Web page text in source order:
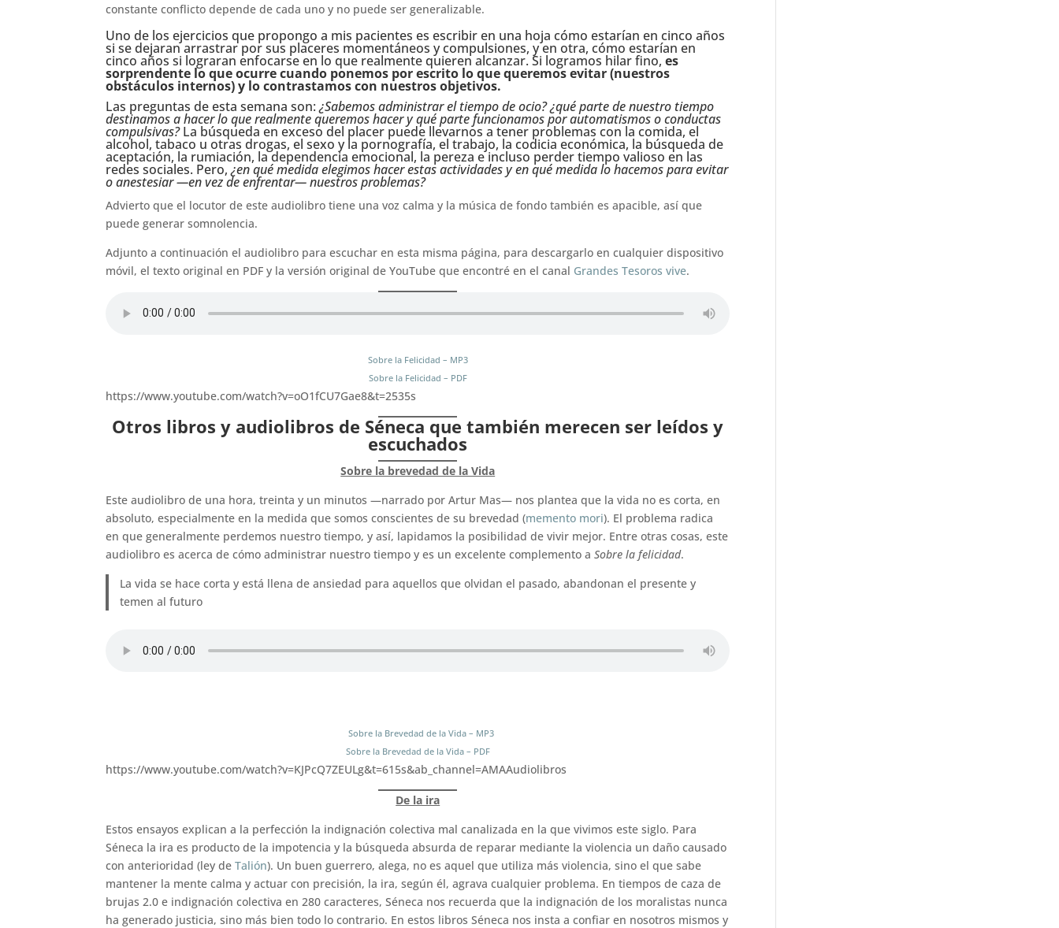
constante conflicto depende de cada uno y no puede ser generalizable.
Uno de los ejercicios que propongo a mis pacientes es escribir en una hoja cómo estarían en cinco años
si se dejaran arrastrar por sus placeres momentáneos y compulsiones, y en otra, cómo estarían en
cinco años si lograran enfocarse en lo que realmente quieren alcanzar. Si logramos hilar fino, es
sorprendente lo que ocurre cuando ponemos por escrito lo que queremos evitar (nuestros
obstáculos internos) y lo contrastamos con nuestros objetivos.
Las preguntas de esta semana son:¿Sabemos administrar el tiempo de ocio? ¿qué parte de nuestro tiempo
destinamos a hacer lo que realmente queremos hacer y qué parte funcionamos por automatismos o conductas
compulsivas?La búsqueda en exceso del placer puede llevarnos a tener problemas con la comida, el
alcohol, tabaco u otras drogas, el sexo y la pornografía, el trabajo, la codicia económica, la búsqueda de
aceptación, la rumiación, la dependencia emocional, la pereza e incluso perder tiempo valioso en las
redes sociales. Pero,¿en qué medida elegimos hacer estas actividades y en qué medida lo hacemos para evitar
o anestesiar —en vez de enfrentar— nuestros problemas?
Advierto que el locutor de este audiolibro tiene una voz calma y la música de fondo también es apacible, así que
puede generar somnolencia.
Adjunto a continuación el audiolibro para escuchar en esta misma página, para descargarlo en cualquier dispositivo
móvil, el texto original en PDF y la versión original de YouTube que encontré en el canal Grandes Tesoros vive.
Sobre la Felicidad – MP3
Sobre la Felicidad – PDF
https://www.youtube.com/watch?v=oO1fCU7Gae8&t=2535s
Otros libros y audiolibros de Séneca que también merecen ser leídos y
escuchados
Sobre la brevedad de la Vida
Este audiolibro de una hora, treinta y un minutos —narrado por Artur Mas— nos plantea que la vida no es corta, en
absoluto, especialmente en la medida que somos conscientes de su brevedad (memento mori). El problema radica
en que generalmente perdemos nuestro tiempo, y así, lapidamos la posibilidad de vivir mejor. Entre otras cosas, este
audiolibro es acerca de cómo administrar nuestro tiempo y es un excelente complemento aSobre la felicidad.
La vida se hace corta y está llena de ansiedad para aquellos que olvidan el pasado, abandonan el presente y
temen al futuro
Sobre la Brevedad de la Vida – MP3
Sobre la Brevedad de la Vida – PDF
https://www.youtube.com/watch?v=KJPcQ7ZEULg&t=615s&ab_channel=AMAAudiolibros
De la ira
Estos ensayos explican a la perfección la indignación colectiva mal canalizada en la que vivimos este siglo. Para
Séneca la ira es producto de la impotencia y la búsqueda absurda de reparar mediante la violencia un daño causado
con anterioridad (ley deTalión). Un buen guerrero, alega, no es aquel que utiliza más violencia, sino el que sabe
mantener la mente calma y actuar con precisión, la ira, según él, agrava cualquier problema. En tiempos de caza de
brujas 2.0 e indignación colectiva en 280 caracteres, Séneca nos recuerda que la indignación de los moralistas nunca
ha generado justicia, sino más bien todo lo contrario. En estos libros Séneca nos insta a confiar en nosotros mismos y